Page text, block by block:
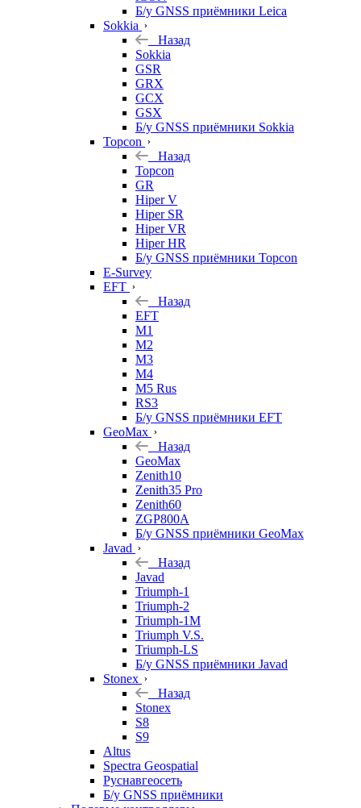
Б/у GNSS приёмники Leica
Sokkia
Назад
Sokkia
GSR
GRX
GCX
GSX
Б/у GNSS приёмники Sokkia
Topcon
Назад
Topcon
GR
Hiper V
Hiper SR
Hiper VR
Hiper HR
Б/у GNSS приёмники Topcon
E-Survey
EFT
Назад
EFT
M1
M2
M3
M4
M5 Rus
RS3
Б/у GNSS приёмники EFT
GeoMax
Назад
GeoMax
Zenith10
Zenith35 Pro
Zenith60
ZGP800A
Б/у GNSS приёмники GeoMax
Javad
Назад
Javad
Triumph-1
Triumph-2
Triumph-1M
Triumph V.S.
Triumph-LS
Б/у GNSS приёмники Javad
Stonex
Назад
Stonex
S8
S9
Altus
Spectra Geospatial
Руснавгеосеть
Б/у GNSS приёмники